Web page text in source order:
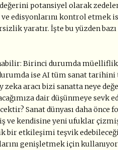
potansiyel olarak
edisyonlarını kontrol
yaratır. İşte bu yüzden
Birinci durumda
ise AI tüm sanat tarihini
zeka aracı bizi sanatta neye
dair düşünmeye sevk
Sanat dünyası daha
kendisine yeni ufuklar
bir etkileşimi teşvik
genişletmek için